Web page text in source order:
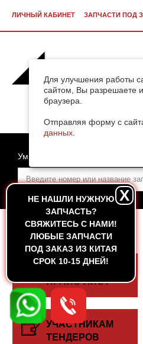
Для улучшения работы
сайтом, Вы разрешаете
браузера.
Отправляя форму с
данных
ЛИЧНЫЙ КАБИНЕТ ЗАПЧАСТИ ПОД
НЕ НАШЛИ НУЖНУЮ
ЗАПЧАСТЬ?
CВЯЖИТЕСЬ С НАМИ!
ЛЮБЫЕ ЗАПЧАСТИ
ПОД ЗАКАЗ ИЗ КИТАЯ
СРОК 10-15 ДНЕЙ!
X
Умный поиск
ГЛАВНАЯ
СКАЧАТЬ
ПРАЙС-ЛИСТ
УЧАСТНИКАМ
ТЕНДЕРОВ